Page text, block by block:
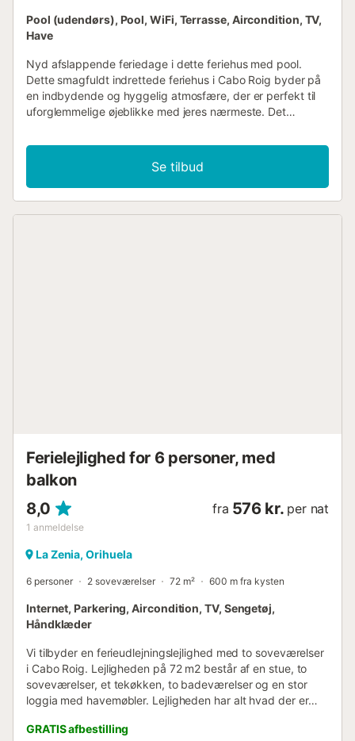
Pool (udendørs), Pool, WiFi, Terrasse, Aircondition, TV,
Have
Nyd afslappende feriedage i dette feriehus med pool.
Dette smagfuldt indrettede feriehus i Cabo Roig byder på
en indbydende og hyggelig atmosfære, der er perfekt til
uforglemmelige øjeblikke med jeres nærmeste. Det
afslapning, mens det veludstyrede køkken og den
rummelige spisestue skaber rammerne for hyggelige
måltider. Tilbring afslappede stunder på terrasserne, i den
velholdte have eller tag en forfriskende dukkert i
Se tilbud
Ferielejlighed for 6 personer, med
balkon
8,0
1 anmeldelse
fra 576 kr. per nat
La Zenia, Orihuela
6 personer 2 soveværelser 72 m² 600 m fra kysten
Internet, Parkering, Aircondition, TV, Sengetøj,
Håndklæder
Vi tilbyder en ferieudlejningslejlighed med to soveværelser
i Cabo Roig. Lejligheden på 72 m2 består af en stue, to
soveværelser, et tekøkken, to badeværelser og en stor
loggia med havemøbler. Lejligheden har alt hvad der er
husholdningsapparater, service, sengelinned og
GRATIS afbestilling